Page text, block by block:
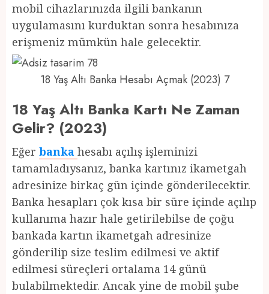
mobil cihazlarınızda ilgili bankanın
uygulamasını kurduktan sonra hesabınıza
erişmeniz mümkün hale gelecektir.
18 Yaş Altı Banka Hesabı Açmak (2023) 7
18 Yaş Altı Banka Kartı Ne Zaman
Gelir? (2023)
Eğer banka hesabı açılış işleminizi
tamamladıysanız, banka kartınız ikametgah
adresinize birkaç gün içinde gönderilecektir.
Banka hesapları çok kısa bir süre içinde açılıp
kullanıma hazır hale getirilebilse de çoğu
bankada kartın ikametgah adresinize
gönderilip size teslim edilmesi ve aktif
edilmesi süreçleri ortalama 14 günü
bulabilmektedir. Ancak yine de mobil şube